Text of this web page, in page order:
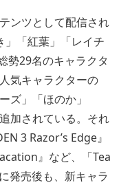
ンツとして配信され
」「紅葉」「レイチ
勢29名のキャラクタ
気キャラクターの
ズ」「ほのか」
加されている。それ
3 Razor’s Edge』
』など、「Tea
発売後も、新キャラ